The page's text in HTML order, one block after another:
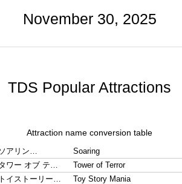
November 30, 2025
TDS Popular Attractions
Attraction name conversion table
ソアリン…
Soaring
ワー オブ テ…
Tower of Terror
トイストーリー…
Toy Story Mania